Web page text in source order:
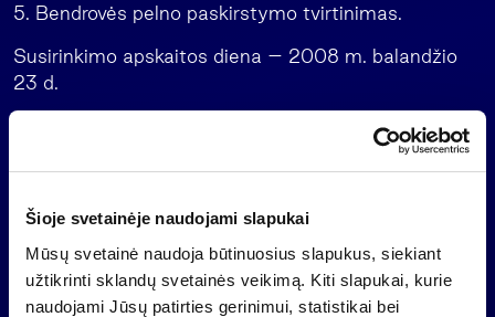
Šioje svetainėje naudojami slapukai
Mūsų svetainė naudoja būtinuosius slapukus, siekiant
užtikrinti sklandų svetainės veikimą. Kiti slapukai, kurie
naudojami Jūsų patirties gerinimui, statistikai bei
5. Bendrovės pelno paskirstymo tvirtinimas.
Susirinkimo apskaitos diena – 2008 m. balandžio
23 d.
Su dokumentais, susijusiais su visuotinio akcininkų
susirinkimo darbotvarke, sprendimų projektais, nuo
2008 m. balandžio 18 d. bus galima susipažinti
bendrovės buveinėje, Šeimyniškių g. 3, Vilniuje, o taip
pat bendrovės internetiniame tinklalapyje
www.invalda.lt. Dėl papildomos informacijos prašome
kreiptis telefonu (8~5) 2790601.